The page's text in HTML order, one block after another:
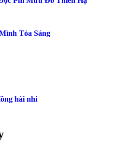
Cường Thảm HE